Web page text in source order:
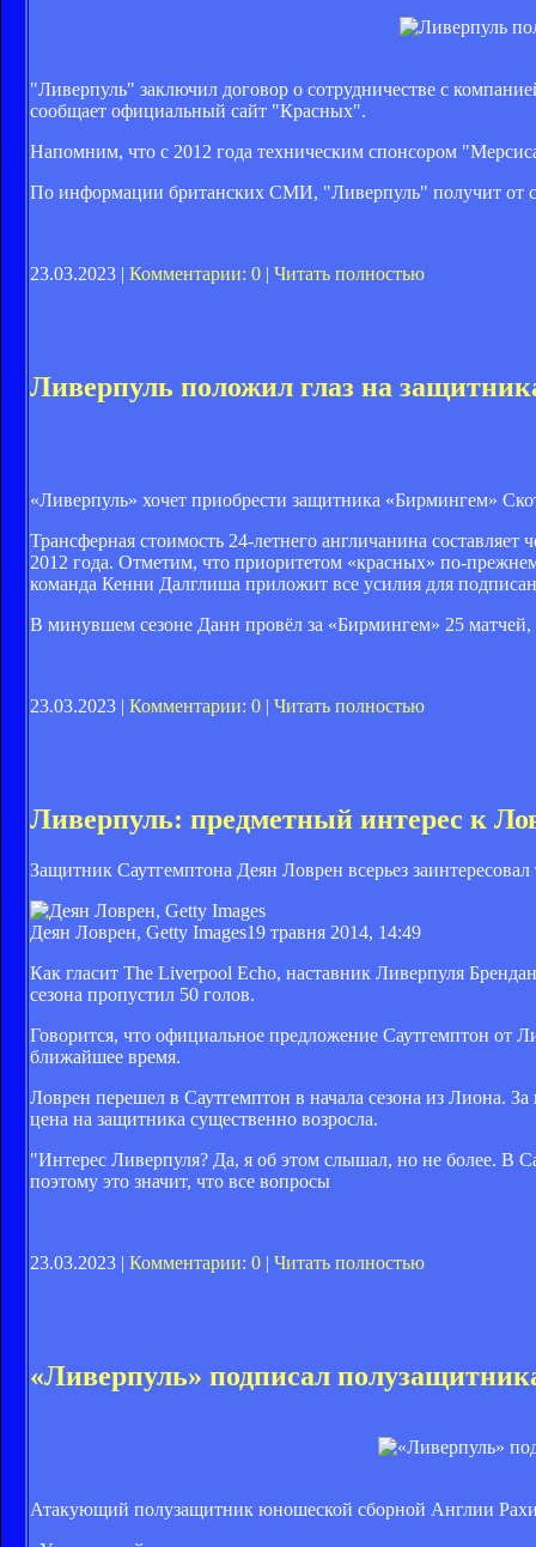
"Ливерпуль" заключил договор о сотрудничестве с
сообщает официальный сайт "Красных".
Напомним, что с 2012 года техническим спонсором
По информации британских СМИ, "Ливерпуль" получит от
23.03.2023 | Комментарии: 0 | Читать полностью
Ливерпуль положил глаз на
«Ливерпуль» хочет приобрести защитника «Бирмингем»
Трансферная стоимость 24-летнего англичанина
2012 года. Отметим, что приоритетом «красных» по-
команда Кенни Далглиша приложит все усилия для
В минувшем сезоне Данн провёл за «Бирмингем» 25 матчей,
23.03.2023 | Комментарии: 0 | Читать полностью
Ливерпуль: предметный интерес к
Защитник Саутгемптона Деян Ловрен всерьез
Деян Ловрен, Getty Images19 травня 2014, 14:49
Как гласит The Liverpool Echo, наставник Ливерпуля
сезона пропустил 50 голов.
Говорится, что официальное предложение Саутгемптон от
ближайшее время.
Ловрен перешел в Саутгемптон в начала сезона из Лиона.
цена на защитника существенно возросла.
"Интерес Ливерпуля? Да, я об этом слышал, но не более. В
поэтому это значит, что все вопросы
23.03.2023 | Комментарии: 0 | Читать полностью
«Ливерпуль» подписал
Атакующий полузащитник юношеской сборной Англии